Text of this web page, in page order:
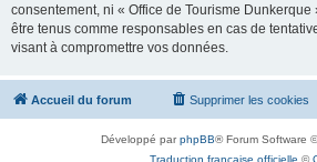
consentement, ni « Office de Tourisme
être tenus comme responsables en cas de
visant à compromettre vos données.
Accueil du forum Supprimer les cookies
Développé parphpBB® Forum Software
Traduction française officielle ©